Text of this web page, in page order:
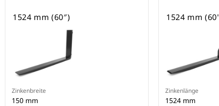
1524 mm (60″)
Zinkenbreite
150 mm
1524 mm
Zinkenlänge
1524 mm